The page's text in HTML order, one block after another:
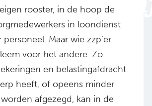
rooster, in de hoop de
in loondienst
Maar wie zzp’er
voor het andere. Zo
en belastingafdracht
heeft, of opeens minder
afgezegd, kan in de